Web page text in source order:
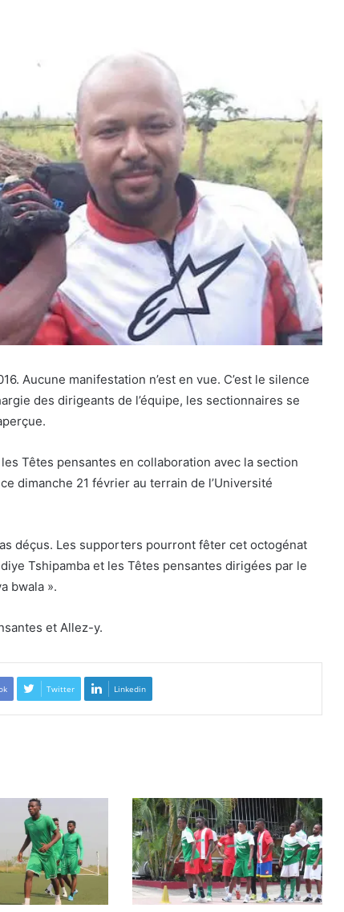
Aucune manifestation n’est en vue. C’est le silence
des dirigeants de l’équipe, les sectionnaires se
Têtes pensantes en collaboration avec la section
dimanche 21 février au terrain de l’Université
déçus. Les supporters pourront fêter cet octogénat
Tshipamba et les Têtes pensantes dirigées par le
bwala ».
et Allez-y.
Twitter Linkedin